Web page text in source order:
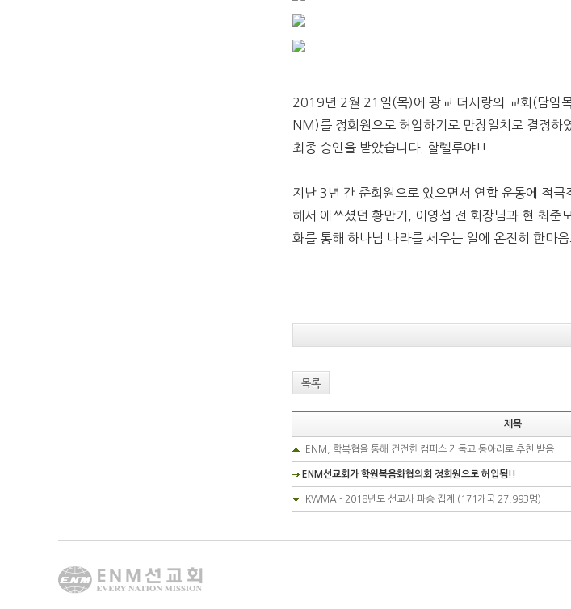
2019년 2월 21 일(목)에 광교 더사랑의 교회 (담임
NM)를 정회원으로 허입하기로 만장일치로 결정하
최종 승인을 받았습니다. 할렐루야!!
지난 3 년 간 준회원으로 있으면서 연합 운동에 적
해서 애쓰셨던 황만기
이영섭 전 회장님과 현 최준
화를 통해 하나님 나라를 세우는 일에 온전히 한마
목록
제목
ENM, 학복협을 통해 건전한 캠퍼스 기독교 동아리로 추천 받음
ENM선교회가 학원복음화협의회 정회원으로 허입됨!!
KWMA - 2018년도 선교사 파송 집계 (171개국 27,993명)